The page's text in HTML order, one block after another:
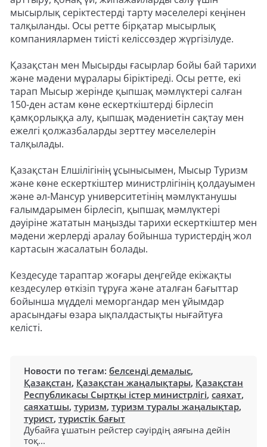
мысырлық серіктестерді тарту мәселелері кеңінен
талқыланды. Осы ретте бірқатар мысырлық
компаниялармен тиісті келіссөздер жүргізілуде.
Қазақстан мен Мысырды ғасырлар бойы бай тарихи
және мәдени мұралары біріктіреді. Осы ретте, екі
тарап Мысыр жерінде қыпшақ мәмлүктері салған
150-ден астам көне ескерткіштерді бірлесіп
қамқорлыққа алу, қыпшақ мәдениетін сақтау мен
ежелгі қолжазбаларды зерттеу мәселелерін
талқылады.
Қазақстан Елшілігінің ұсынысымен, Мысыр Туризм
және көне ескерткіштер министрлігінің қолдауымен
және әл-Мансур университетінің мәмлүктанушы
ғалымдарымен бірлесіп, қыпшақ мәмлүктері
дәуіріне жататын маңызды тарихи ескерткіштер мен
мәдени жерлерді аралау бойынша туристердің жол
картасын жасалатын болады.
Кездесуде тараптар жоғары деңгейде екіжақты
кездесулер өткізіп тұруға және аталған бағыттар
бойынша мүдделі меморгандар мен ұйымдар
арасындағы өзара ықпалдастықты нығайтуға
келісті.
Новости по тегам: белсенді демалыс,
Қазақстан, Қазақстан жаңалықтары, Қазақстан
Республикасы Сыртқы істер министрлігі, саяхат,
саяхатшы, туризм, туризм туралы жаңалықтар,
турист, туристік бағыт
Дубайға ұшатын рейстер сәуірдің аяғына дейін
тоқ...